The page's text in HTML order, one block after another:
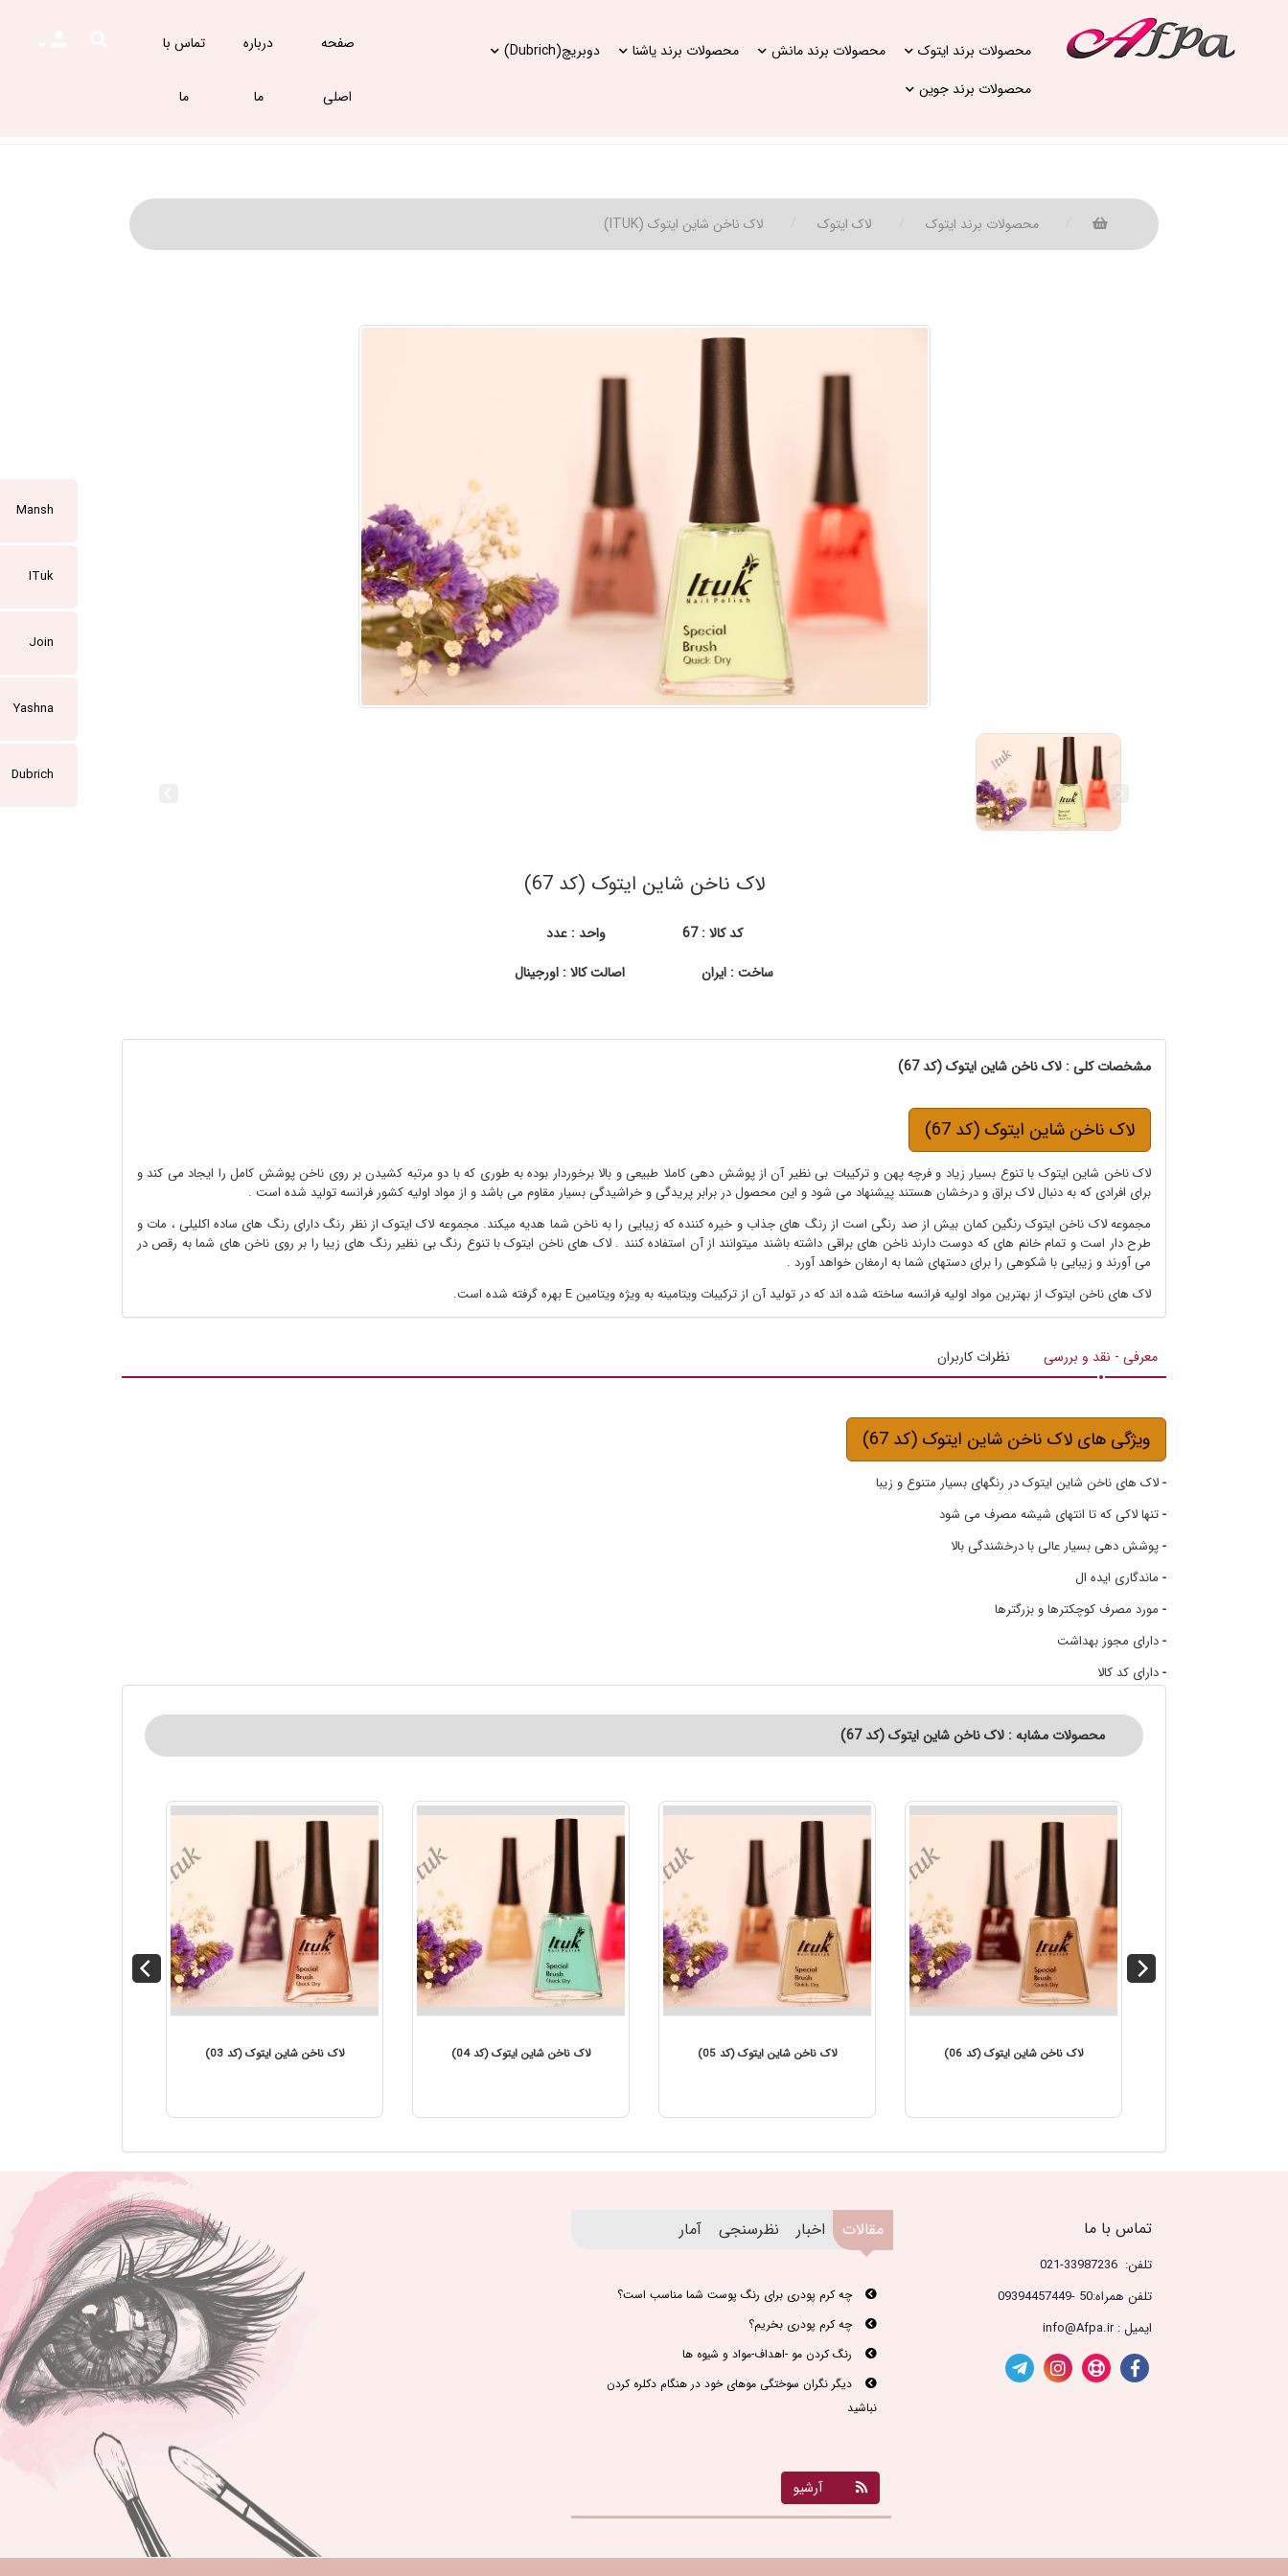
محصولات برند ایتوک محصولات برند مانش محصولات برند یاشنا
دوبریچ(Dubrich)
محصولات برند جوین
صفحه
اصلی
درباره
ما
تماس با
ما
Mansh
ITuk
Join
Yashna
Dubrich
محصولات برند ایتوک لاک ایتوک لاک ناخن شاین ایتوک (ITUK)
لاک ناخن شاین ایتوک (کد 67)
کد کالا : 67
واحد : عدد
ساخت : ایران
اصالت کالا : اورجینال
مشخصات کلی : لاک ناخن شاین ایتوک (کد 67)
لاک ناخن شاین ایتوک (کد 67)
لاک ناخن شاین ایتوک با تنوع بسیار زیاد و فرچه پهن و ترکیبات بی نظیر آن از پوشش دهی کاملا طبیعی و بالا برخوردار بوده به طوری که با دو مرتبه کشیدن بر روی ناخن پوشش کامل را ایجاد می کند و
برای افرادی که به دنبال لاک براق و درخشان هستند پیشنهاد می شود و این محصول در برابر پریدگی و خراشیدگی بسیار مقاوم می باشد و از مواد اولیه کشور فرانسه تولید شده است .
مجموعه لاک ناخن ایتوک رنگین کمان بیش از صد رنگی است از رنگ های جذاب و خیره کننده که زیبایی را به ناخن شما هدیه میکند. مجموعه لاک ایتوک از نظر رنگ دارای رنگ های ساده اکلیلی ، مات و
طرح دار است و تمام خانم های که دوست دارند ناخن های براقی داشته باشند میتوانند از آن استفاده کنند . لاک های ناخن ایتوک با تنوع رنگ بی نظیر رنگ های زیبا را بر روی ناخن های شما به رقص در
می آورند و زیبایی با شکوهی را برای دستهای شما به ارمغان خواهد آورد .
لاک های ناخن ایتوک از بهترین مواد اولیه فرانسه ساخته شده اند که در تولید آن از ترکیبات ویتامینه به ویژه ویتامین E بهره گرفته شده است.
معرفی - نقد و بررسی نظرات کاربران
ویژگی های لاک ناخن شاین ایتوک (کد 67)
-لاک های ناخن شاین ایتوک در رنگهای بسیار متنوع و زیبا
-تنها لاکی که تا انتهای شیشه مصرف می شود
-پوشش دهی بسیار عالی با درخشندگی بالا
- ماندگاری ایده ال
- مورد مصرف کوچکترها و بزرگترها
-دارای مجوز بهداشت
-دارای کد کالا
محصولات مشابه : لاک ناخن شاین ایتوک (کد 67)
لاک ناخن شاین ایتوک (کد 04) لاک ناخن شاین ایتوک (کد 05) لاک ناخن شاین ایتوک (کد 06) لاک ناخن شاین ایتوک (کد 07)
تماس با ما
تلفن: 33987236-021
تلفن همراه:50 -09394457449
ایمیل : info@Afpa.ir
مقالات اخبار نظرسنجی آمار
چه کرم پودری برای رنگ پوست شما مناسب است؟
چه کرم پودری بخریم؟
رنگ کردن مو -اهداف-مواد و شیوه ها
دیگر نگران سوختگی موهای خود در هنگام دکلره کردن
نباشید
آرشیو